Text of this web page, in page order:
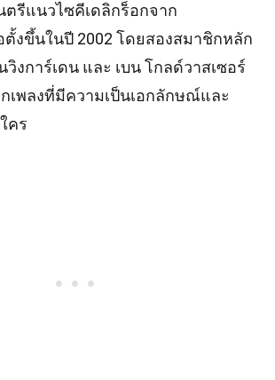
ตรีแนวไซคีเดลิกร็อกจาก
ตั้งขึ้นในปี 2002 โดยสองสมาชิกหลัก
งการ์เดน และ เบน โกลด์วาสเซอร์
เพลงที่มีความเป็นเอกลักษณ์และ
คร